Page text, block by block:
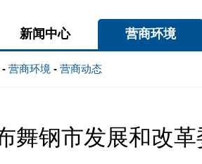
新闻中心 营商环境
- 营商环境 - 营商动态
舞钢市发展和改